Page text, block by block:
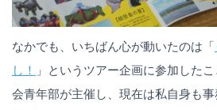
なかでも、いちばん心が動いたのは「
し！
」というツアー企画に参加した
会青年部が主催し、現在は私自身も